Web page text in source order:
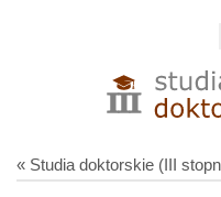
« Studia doktorskie (III